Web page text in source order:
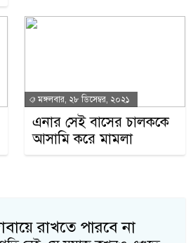
মঙ্গলবার, ২৮ ডিসেম্বর, ২০২১
এনার সেই বাসের চালককে
আসামি করে মামলা
রাখতে পারবে না